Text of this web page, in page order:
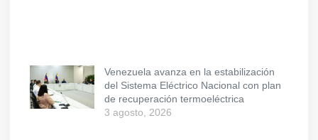
Venezuela avanza en la estabilización
del Sistema Eléctrico Nacional con plan
de recuperación termoeléctrica
3 agosto, 2026